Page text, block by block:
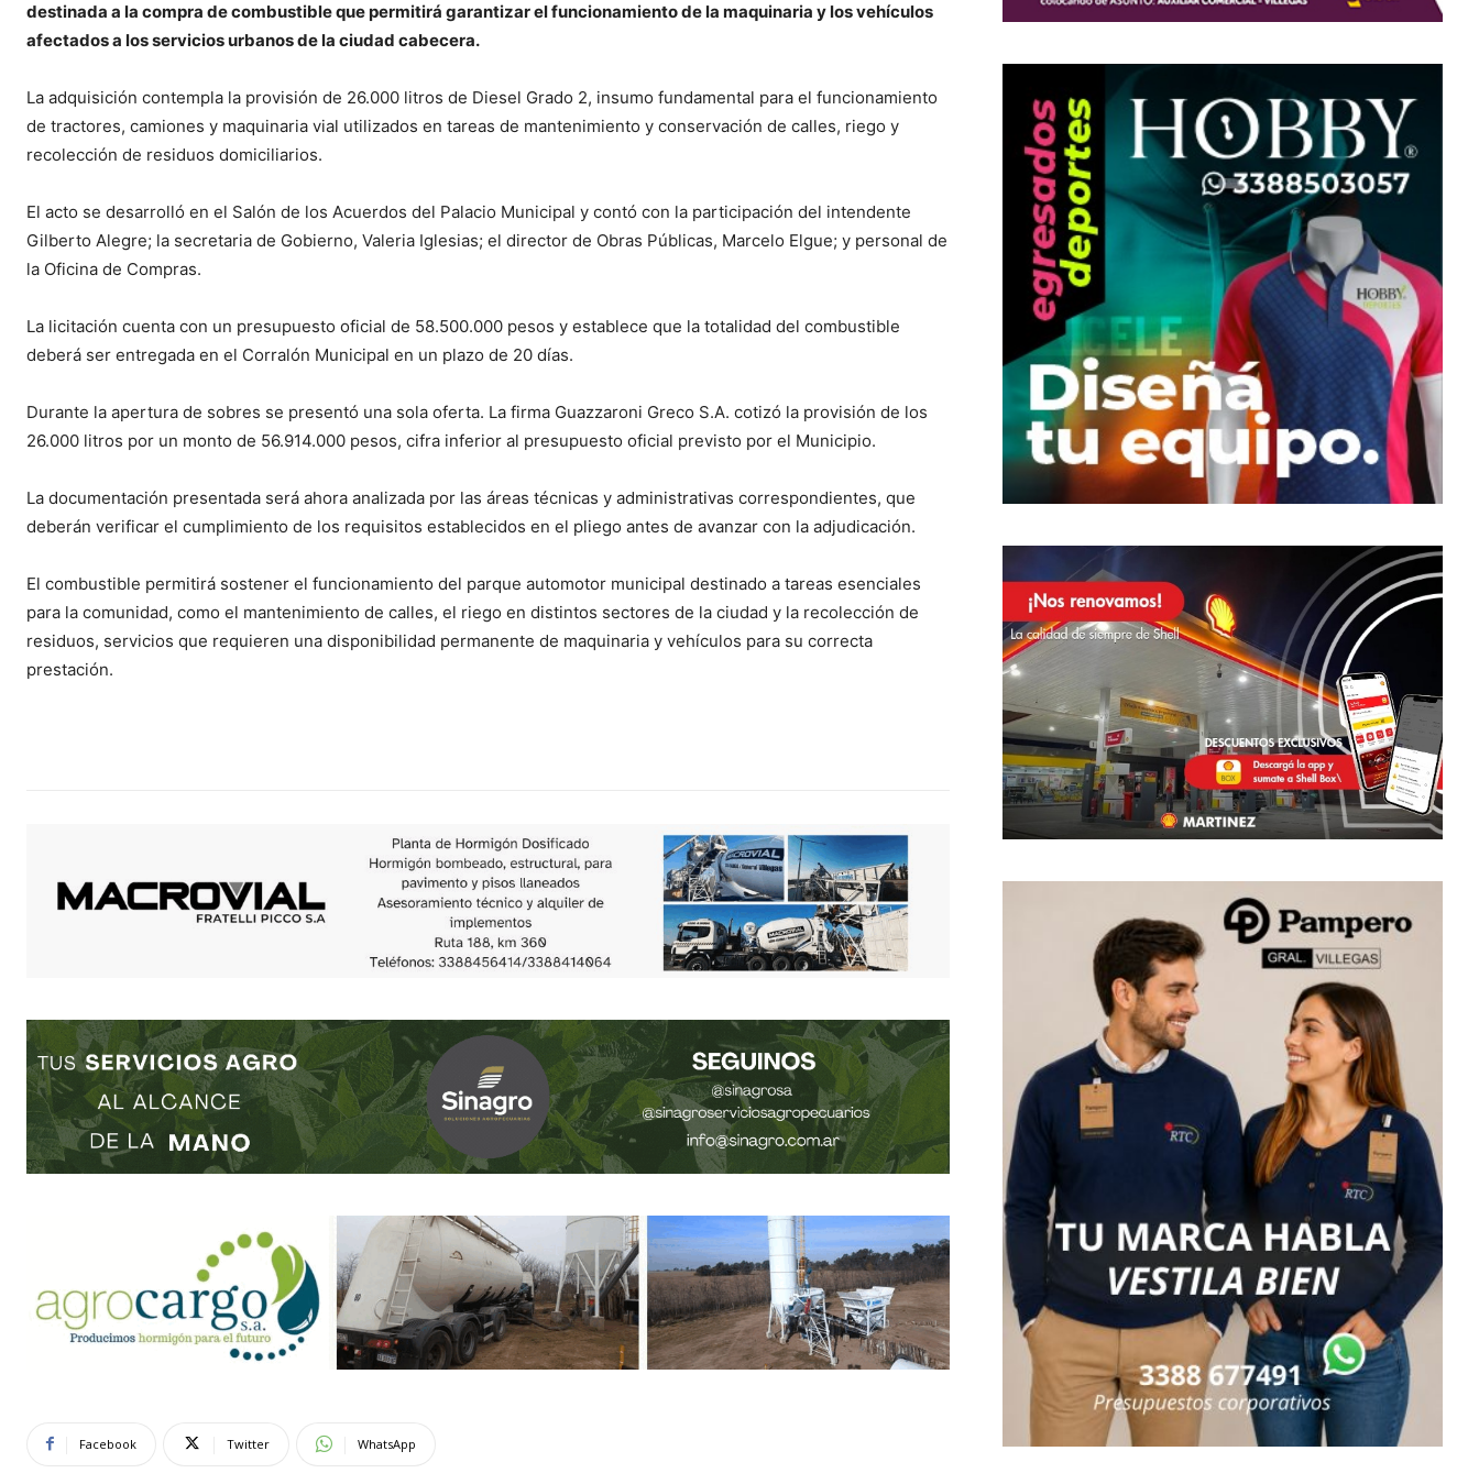
destinada a la compra de combustible que permitirá garantizar el funcionamiento de la maquinaria y los vehículos
afectados a los servicios urbanos de la ciudad cabecera.
La adquisición contempla la provisión de 26.000 litros de Diesel Grado 2, insumo fundamental para el funcionamiento
de tractores, camiones y maquinaria vial utilizados en tareas de mantenimiento y conservación de calles, riego y
recolección de residuos domiciliarios.
El acto se desarrolló en el Salón de los Acuerdos del Palacio Municipal y contó con la participación del intendente
Gilberto Alegre; la secretaria de Gobierno, Valeria Iglesias; el director de Obras Públicas, Marcelo Elgue; y personal de
la Oficina de Compras.
La licitación cuenta con un presupuesto oficial de 58.500.000 pesos y establece que la totalidad del combustible
deberá ser entregada en el Corralón Municipal en un plazo de 20 días.
Durante la apertura de sobres se presentó una sola oferta. La firma Guazzaroni Greco S.A. cotizó la provisión de los
26.000 litros por un monto de 56.914.000 pesos, cifra inferior al presupuesto oficial previsto por el Municipio.
La documentación presentada será ahora analizada por las áreas técnicas y administrativas correspondientes, que
deberán verificar el cumplimiento de los requisitos establecidos en el pliego antes de avanzar con la adjudicación.
El combustible permitirá sostener el funcionamiento del parque automotor municipal destinado a tareas esenciales
para la comunidad, como el mantenimiento de calles, el riego en distintos sectores de la ciudad y la recolección de
residuos, servicios que requieren una disponibilidad permanente de maquinaria y vehículos para su correcta
prestación.
Facebook Twitter WhatsApp